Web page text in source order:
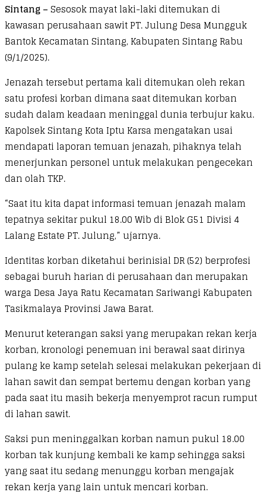
Sintang –Sesosok mayat laki-laki ditemukan di
kawasan perusahaan sawit PT. Julung Desa Mungguk
Bantok Kecamatan Sintang, Kabupaten Sintang Rabu
(9/1/2025).
Jenazah tersebut pertama kali ditemukan oleh rekan
satu profesi korban dimana saat ditemukan korban
sudah dalam keadaan meninggal dunia terbujur kaku.
Kapolsek Sintang Kota Iptu Karsa mengatakan usai
mendapati laporan temuan jenazah, pihaknya telah
menerjunkan personel untuk melakukan pengecekan
dan olah TKP.
“Saat itu kita dapat informasi temuan jenazah malam
tepatnya sekitar pukul 18.00 Wib di Blok G51 Divisi 4
Lalang Estate PT. Julung,” ujarnya.
Identitas korban diketahui berinisial DR (52) berprofesi
sebagai buruh harian di perusahaan dan merupakan
warga Desa Jaya Ratu Kecamatan Sariwangi Kabupaten
Tasikmalaya Provinsi Jawa Barat.
Menurut keterangan saksi yang merupakan rekan kerja
korban, kronologi penemuan ini berawal saat dirinya
pulang ke kamp setelah selesai melakukan pekerjaan di
lahan sawit dan sempat bertemu dengan korban yang
pada saat itu masih bekerja menyemprot racun rumput
di lahan sawit.
Saksi pun meninggalkan korban namun pukul 18.00
korban tak kunjung kembali ke kamp sehingga saksi
yang saat itu sedang menunggu korban mengajak
rekan kerja yang lain untuk mencari korban.